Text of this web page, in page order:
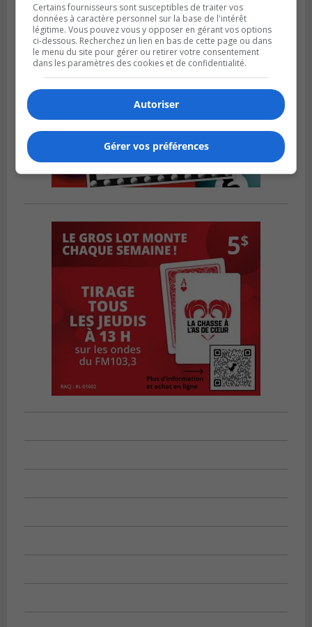
Certains fournisseurs sont susceptibles de traiter vos
données à caractère personnel sur la base de l'intérêt
légitime. Vous pouvez vous y opposer en gérant vos options
ci-dessous. Recherchez un lien en bas de cette page ou dans
le menu du site pour gérer ou retirer votre consentement
dans les paramètres des cookies et de confidentialité.
Autoriser
Gérer vos préférences